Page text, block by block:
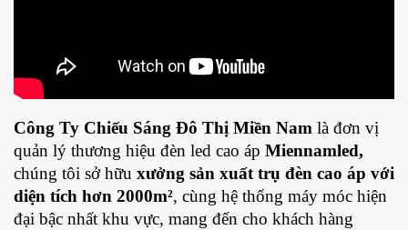
Công Ty Chiếu Sáng Đô Thị Miền Nam là đơn vị
quản lý thương hiệu đèn led cao áp Miennamled,
chúng tôi sở hữu xưởng sản xuất trụ đèn cao áp với
diện tích hơn 2000m², cùng hệ thống máy móc hiện
đại bậc nhất khu vực, mang đến cho khách hàng